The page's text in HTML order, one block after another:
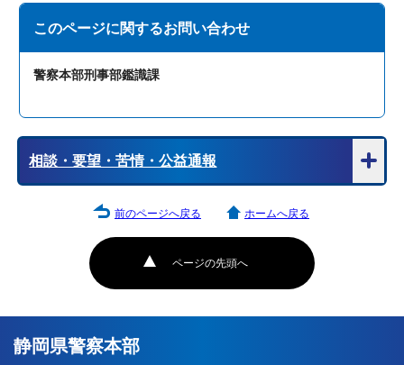
このページに関するお問い合わせ
警察本部刑事部鑑識課
相談・要望・苦情・公益通報
ページの先頭へ
前のページへ戻る ホームへ戻る
静岡県警察本部